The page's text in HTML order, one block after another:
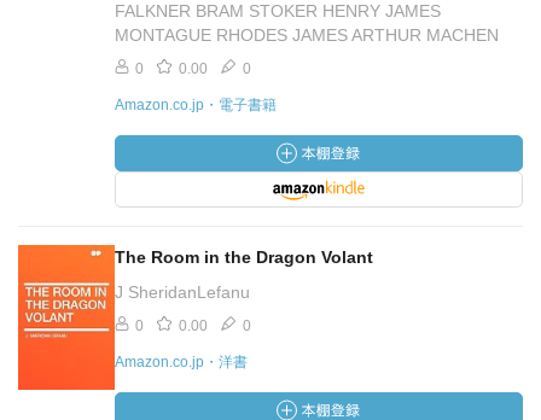
FALKNER BRAM STOKER HENRY JAMES
MONTAGUE RHODES JAMES ARTHUR MACHEN
0 0.00 0
Amazon.co.jp・電子書籍
The Room in the Dragon Volant
J SheridanLefanu
0 0.00 0
Amazon.co.jp・洋書